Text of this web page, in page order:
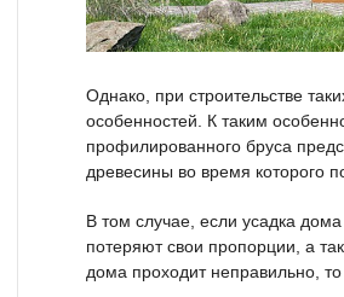
Однако, при строительстве
особенностей. К таким
профилированного бруса
древесины во время которого
В том случае, если усадка
потеряют свои пропорции, а
дома проходит неправильно,